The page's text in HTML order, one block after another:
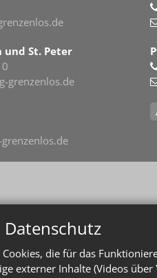
die für das
externer Inhalte (Videos
und St. Peter
grenzenlos.de